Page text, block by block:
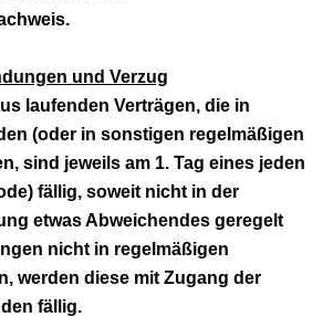
und Verzug
laufenden Verträgen, die in
(oder in sonstigen regelmäßigen
sind jeweils am 1. Tag eines jeden
fällig, soweit nicht in der
etwas Abweichendes geregelt
nicht in regelmäßigen
werden diese mit Zugang der
fällig.